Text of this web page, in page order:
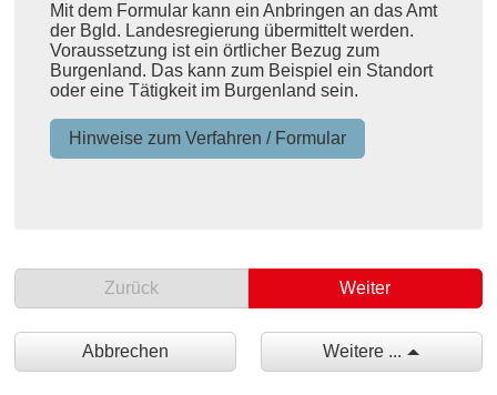
Mit dem Formular kann ein Anbringen an das Amt
der Bgld. Landesregierung übermittelt werden.
Voraussetzung ist ein örtlicher Bezug zum
Burgenland. Das kann zum Beispiel ein Standort
oder eine Tätigkeit im Burgenland sein.
Hinweise zum Verfahren / Formular
Abbrechen Weitere ...
Zurück Weiter